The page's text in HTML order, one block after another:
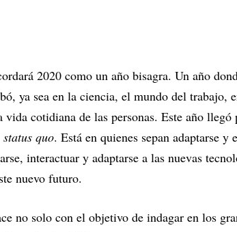
2020 como un año bisagra. Un año
ya sea en la ciencia, el mundo del trabajo,
vida cotidiana de las personas. Este año llegó
status quo. Está en quienes sepan adaptarse y
interactuar y adaptarse a las nuevas
nuevo futuro.
no solo con el objetivo de indagar en los